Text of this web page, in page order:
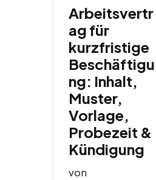
Arbeitsvertr
ag für
kurzfristige
Beschäftigu
ng: Inhalt,
Muster,
Vorlage,
Probezeit &
Kündigung
von